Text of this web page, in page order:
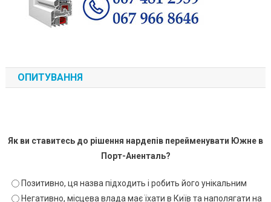
ОПИТУВАННЯ
Як ви ставитесь до рішення нардепів перейменувати Южне в
Порт-Аненталь?
Позитивно, ця назва підходить і робить його унікальним
Негативно, місцева влада має їхати в Київ та наполягати на